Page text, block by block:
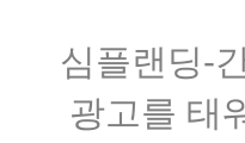
심플랜딩-
광고를 태